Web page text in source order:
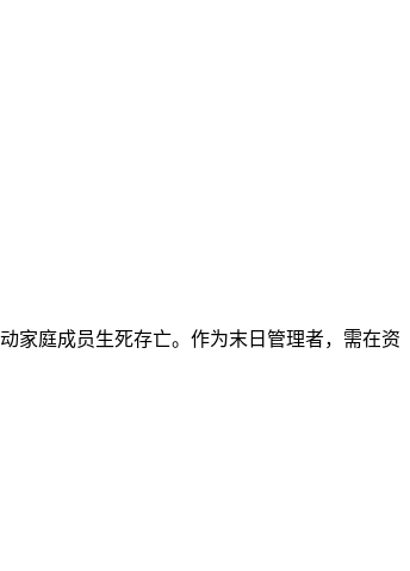
家庭成员生死存亡。作为末日管理者，需在资